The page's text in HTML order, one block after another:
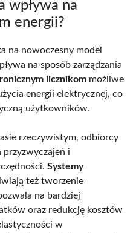
wpływa na
energii?
na nowoczesny model
na sposób zarządzania
licznikom możliwe
energii elektrycznej, co
użytkowników.
rzeczywistym, odbiorcy
przyzwyczajeń i
Systemy
też tworzenie
na bardziej
oraz redukcję kosztów
w